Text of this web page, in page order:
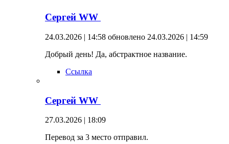
Сергей WW
24.03.2026 | 14:58 обновлено 24.03.2026 | 14:59
Добрый день! Да, абстрактное название.
Ссылка
Сергей WW
27.03.2026 | 18:09
Перевод за 3 место отправил.